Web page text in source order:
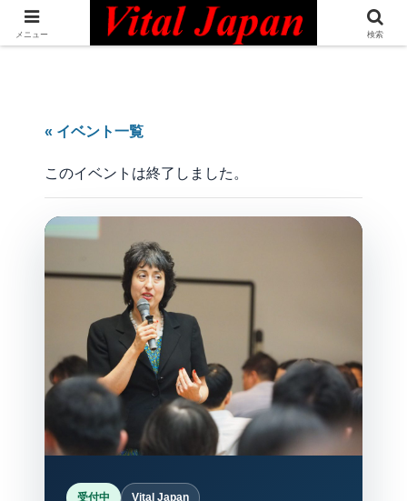
日本最大級の英語コミュニティ・Bilingual Professionals Network
« イベント一覧
このイベントは終了しました。
受付中 Vital Japan
メニュー 検索